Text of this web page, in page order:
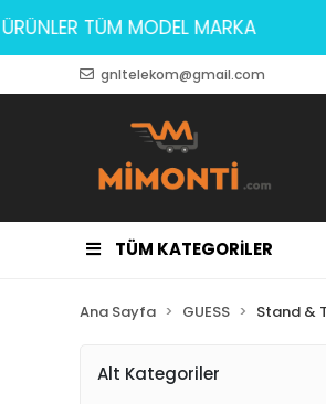
ÜRÜNLER TÜM MODEL MARKA
gnltelekom@gmail.com
TÜM KATEGORİLER
Ana Sayfa GUESS Stand &
Alt Kategoriler